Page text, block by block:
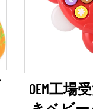
OEM工場